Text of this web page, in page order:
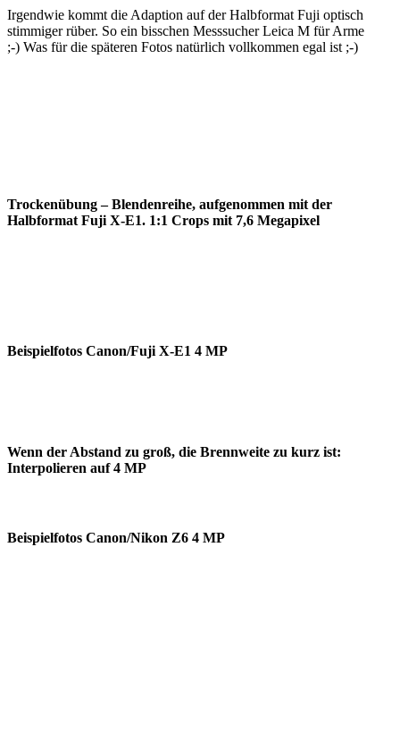
Irgendwie kommt die Adaption auf der Halbformat Fuji optisch
stimmiger rüber. So ein bisschen Messsucher Leica M für Arme
;-) Was für die späteren Fotos natürlich vollkommen egal ist ;-)
Trockenübung – Blendenreihe, aufgenommen mit der
Halbformat Fuji X-E1. 1:1 Crops mit 7,6 Megapixel
Beispielfotos Canon/Fuji X-E1 4 MP
Wenn der Abstand zu groß, die Brennweite zu kurz ist:
Interpolieren auf 4 MP
Beispielfotos Canon/Nikon Z6 4 MP